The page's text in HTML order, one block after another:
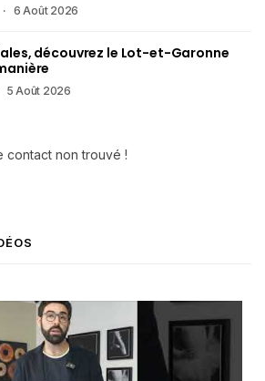
6 Août 2026
découvrez le Lot-et-Garonne
5 Août 2026
contact non trouvé !